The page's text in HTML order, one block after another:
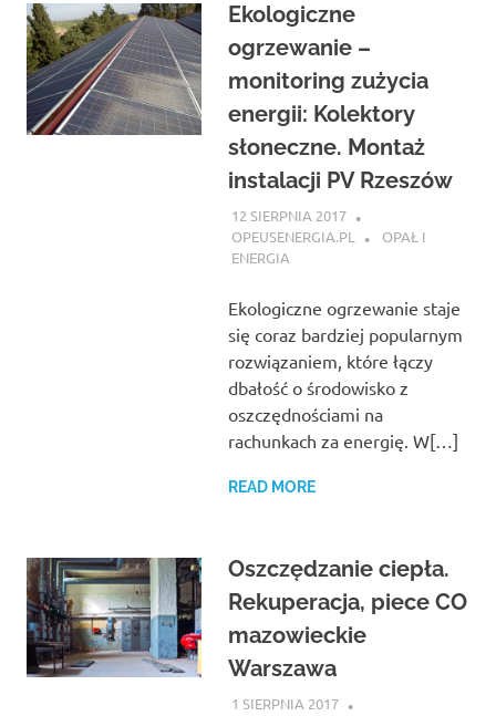
Ekologiczne
ogrzewanie –
monitoring zużycia
energii: Kolektory
słoneczne. Montaż
instalacji PV Rzeszów
12 SIERPNIA 2017
OPEUSENERGIA.PL
OPAŁ I
ENERGIA
Ekologiczne ogrzewanie staje
się coraz bardziej popularnym
rozwiązaniem, które łączy
dbałość o środowisko z
oszczędnościami na
rachunkach za energię. W[…]
READ MORE
Oszczędzanie ciepła.
Rekuperacja, piece CO
mazowieckie
Warszawa
1 SIERPNIA 2017